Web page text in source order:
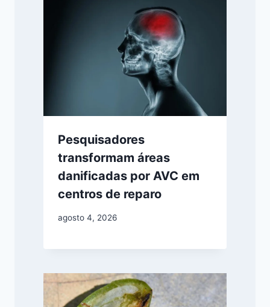
Pesquisadores
transformam áreas
danificadas por AVC em
centros de reparo
agosto 4, 2026